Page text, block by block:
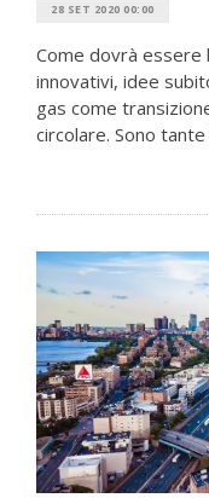
28 SET 2020 00:00
Come dovrà
innovativi, idee
gas come
circolare. Sono